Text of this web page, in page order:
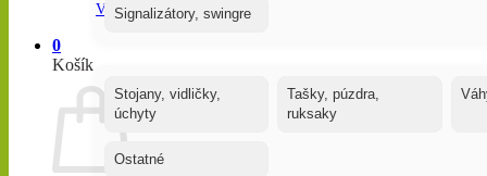
Vrátiť sa do obchodu
0
Košík
Signalizátory, swingre
Stojany, vidličky,
úchyty
Tašky, púzdra,
ruksaky
Ostatné